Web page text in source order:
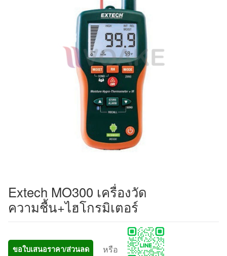
Extech MO300 เครื่องวัด
ความชื้น+ไฮโกรมิเตอร์
ขอใบเสนอราคา/ส่วนลด หรือ